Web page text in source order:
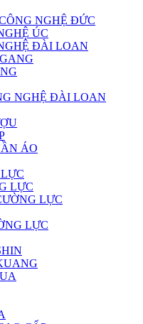
NGHỆ ĐỨC
ÚC
ĐÀI LOAN
NGHỆ ĐÀI LOAN
ÁO
LỰC
LỰC
LỰC